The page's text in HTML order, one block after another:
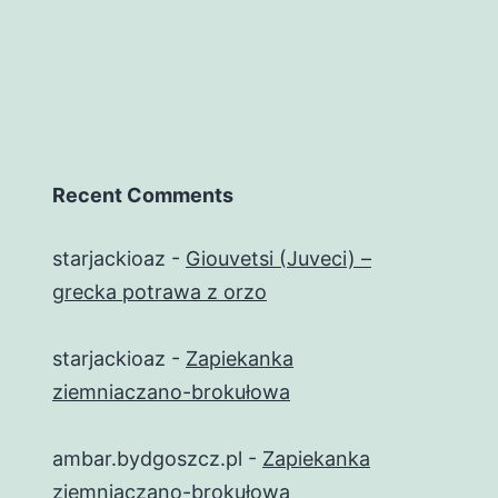
Recent Comments
starjackioaz - Giouvetsi (Juveci) –
grecka potrawa z orzo
starjackioaz - Zapiekanka
ziemniaczano-brokułowa
ambar.bydgoszcz.pl - Zapiekanka
ziemniaczano-brokułowa